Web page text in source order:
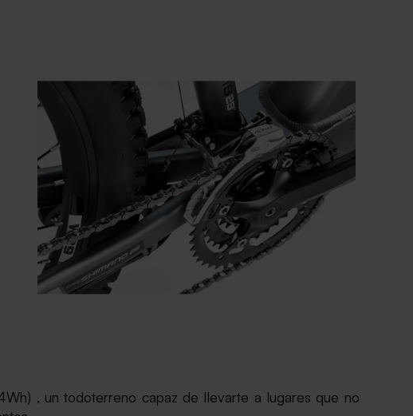
, un todoterreno capaz de llevarte a lugares que no